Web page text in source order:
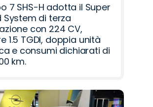
7 SHS-H adotta il Super
System di terza
con 224 CV,
1.5 TGDI, doppia unità
e consumi dichiarati di
km.